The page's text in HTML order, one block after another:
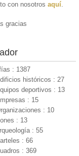
con nosotrosaquí.
gracias
: 1387
históricos : 27
deportivos : 13
: 15
: 10
: 13
: 55
: 66
: 369